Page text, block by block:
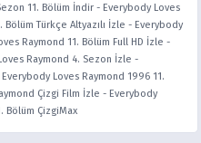
11. Bölüm İndir - Everybody Loves
Türkçe Altyazılı İzle - Everybody
Raymond 11. Bölüm Full HD İzle -
Raymond 4. Sezon İzle -
Everybody Loves Raymond 1996 11.
Çizgi Film İzle - Everybody
Bölüm ÇizgiMax